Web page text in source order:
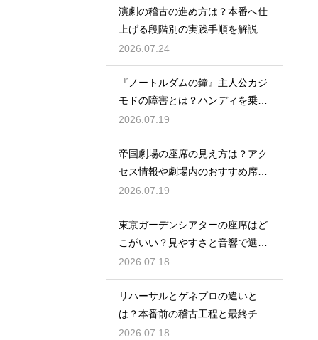
演劇の稽古の進め方は？本番へ仕
上げる段階別の実践手順を解説
2026.07.24
『ノートルダムの鐘』主人公カジ
モドの障害とは？ハンディを乗り
越える姿に感動
2026.07.19
帝国劇場の座席の見え方は？アク
セス情報や劇場内のおすすめ席を
徹底ガイド
2026.07.19
東京ガーデンシアターの座席はど
こがいい？見やすさと音響で選ぶ
おすすめのポジション
2026.07.18
リハーサルとゲネプロの違いと
は？本番前の稽古工程と最終チェ
ックの意味を解説
2026.07.18